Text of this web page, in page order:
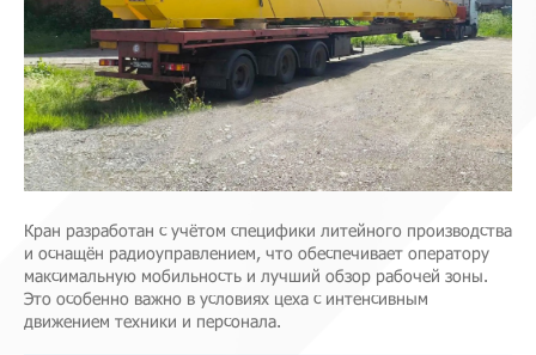
Кран разработан с учётом специфики литейного производства
и оснащён радиоуправлением, что обеспечивает оператору
максимальную мобильность и лучший обзор рабочей зоны.
Это особенно важно в условиях цеха с интенсивным
движением техники и персонала.